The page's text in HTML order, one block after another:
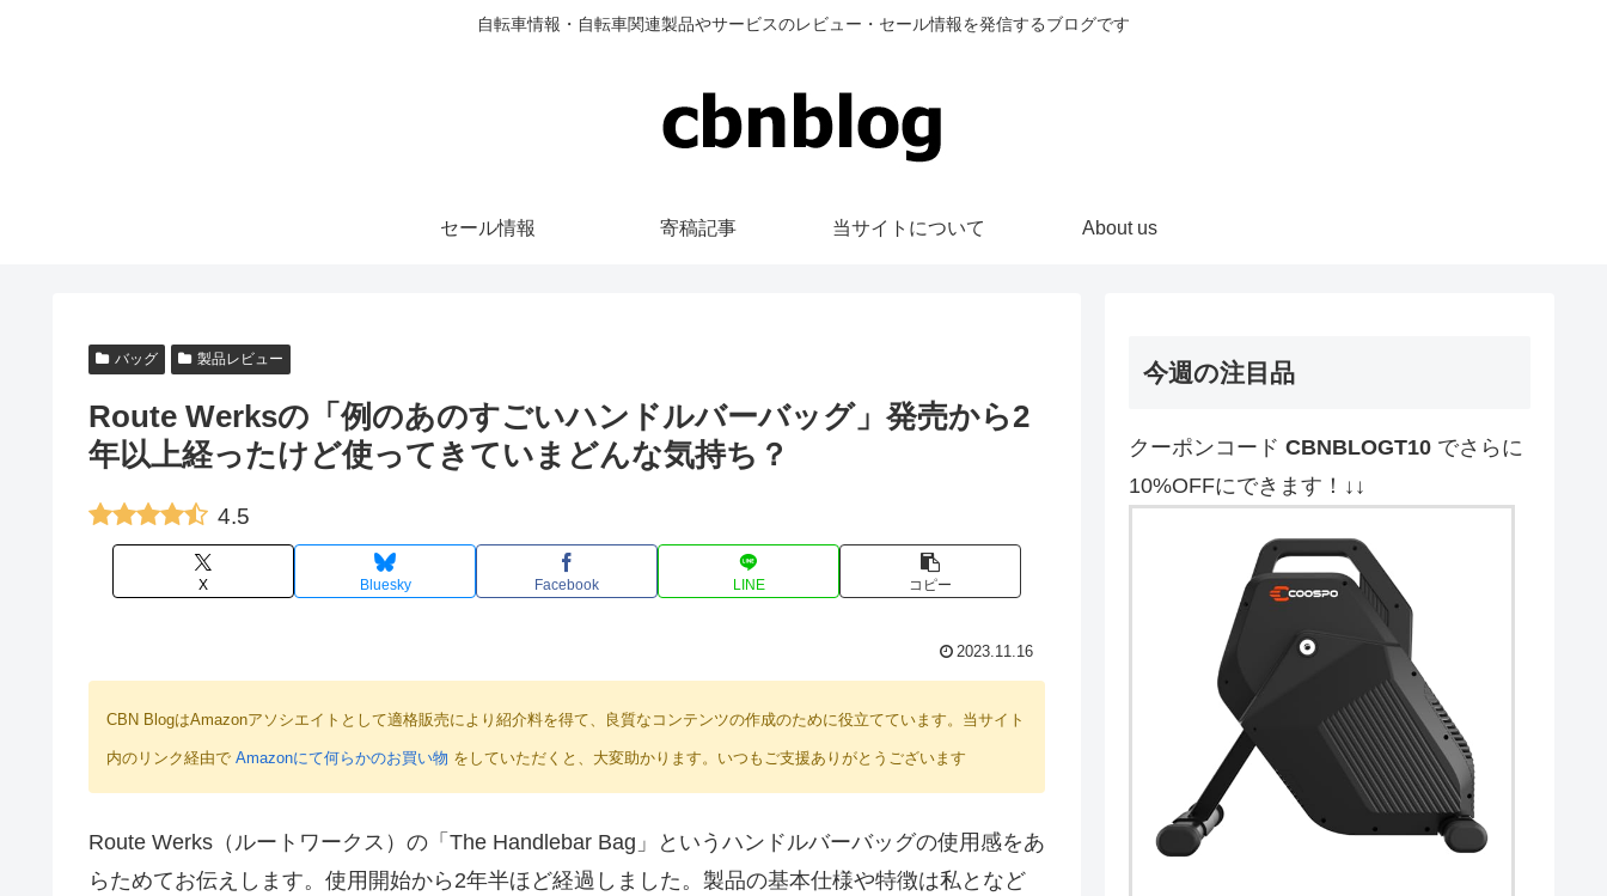
自転車情報・自転車関連製品やサービスのレビュー・セール情報を発信するブログです
セール情報 寄稿記事 当サイトについて About us
バッグ 製品レビュー
Route Werksの「例のあのすごいハンドルバーバッグ」発売から2
年以上経ったけど使ってきていまどんな気持ち？
4.5
X Bluesky Facebook LINE コピー
2023.11.16
CBN BlogはAmazonアソシエイトとして適格販売により紹介料を得て、良質なコンテンツの作成のために役立てています。当サイト
内のリンク経由で Amazonにて何らかのお買い物 をしていただくと、大変助かります。いつもご支援ありがとうございます
Route Werks（ルートワークス）の「The Handlebar Bag」というハンドルバーバッグの使用感をあ
らためてお伝えします。使用開始から2年半ほど経過しました。製品の基本仕様や特徴は私となど
今週の注目品
クーポンコード CBNBLOGT10 でさらに
10%OFFにできます！↓↓